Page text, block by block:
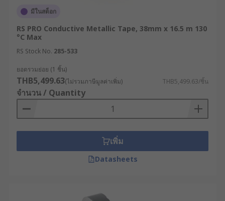
มีในสต็อก
RS PRO Conductive Metallic Tape, 38mm x 16.5 m 130
°C Max
RS Stock No. 285-533
ยอดรวมย่อย (1 ชิ้น)
THB5,499.63(ไม่รวมภาษีมูลค่าเพิ่ม) THB5,499.63/ชิ้น
จำนวน / Quantity
เพิ่ม
Datasheets